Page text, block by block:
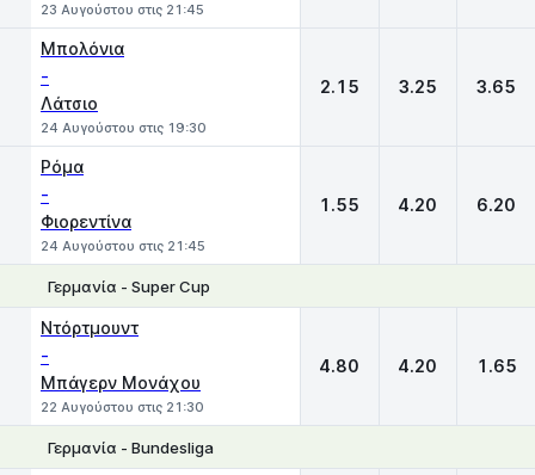
23 Αυγούστου στις 21:45
Μπολόνια
-
Λάτσιο
24 Αυγούστου στις 19:30
2.15 3.25 3.65
Ρόμα
-
Φιορεντίνα
24 Αυγούστου στις 21:45
1.55 4.20 6.20
Γερμανία - Super Cup
Ντόρτμουντ
-
Μπάγερν Μονάχου
22 Αυγούστου στις 21:30
4.80 4.20 1.65
Γερμανία - Bundesliga